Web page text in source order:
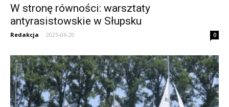
W stronę równości: warsztaty
antyrasistowskie w Słupsku
Redakcja - 2025-06-20 0